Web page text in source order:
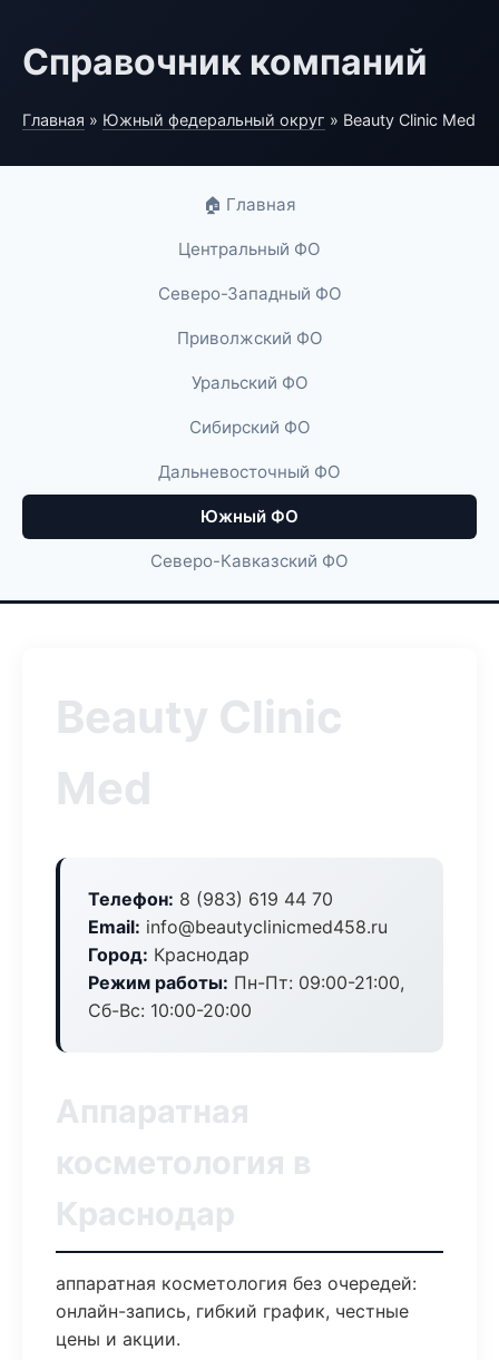
Справочник компаний
Главная » Южный федеральный округ » Beauty Clinic Med
🏠 Главная
Центральный ФО
Северо-Западный ФО
Приволжский ФО
Уральский ФО
Сибирский ФО
Дальневосточный ФО
Южный ФО
Северо-Кавказский ФО
Beauty Clinic
Med
Телефон: 8 (983) 619 44 70
Email: info@beautyclinicmed458.ru
Город: Краснодар
Режим работы: Пн-Пт: 09:00-21:00,
Сб-Вс: 10:00-20:00
Аппаратная
косметология в
Краснодар
аппаратная косметология без очередей:
онлайн-запись, гибкий график, честные
цены и акции.